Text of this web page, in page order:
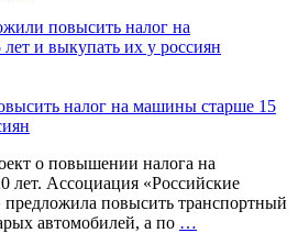
налог на машины старше 15
о повышении налога на
лет. Ассоциация «Российские
повысить транспортный
автомобилей, а по …